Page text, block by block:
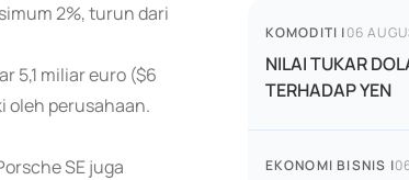
2%, turun dari
5,1 miliar euro ($6
oleh perusahaan.
SE juga
KOMODITI |06
NILAI TUKAR
TERHADAP YEN
EKONOMI BISNIS |